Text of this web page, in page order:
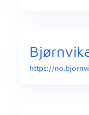
https://